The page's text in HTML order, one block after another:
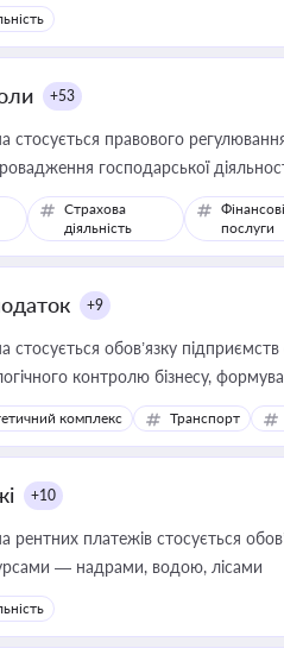
+53
стосується правового
господарської
Страхова
діяльність
Фінансові
послуги
+9
стосується обов’язку
контролю бізнесу,
комплекс Транспорт
+10
рентних платежів стосується
— надрами, водою, лісами